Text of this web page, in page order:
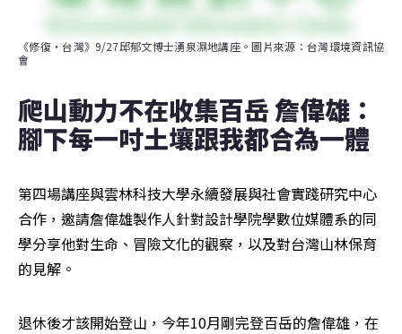
《修復・台灣》9/27邱郁文博士湧泉濕地講座。圖片來源：台灣環境資訊協
會
爬山動力不在收集百岳 詹偉雄：
腳下每一吋土壤跟我都合為一體
第四場講座與雲林科技大學永續發展與社會實踐研究中心
合作，邀請詹偉雄製作人針對設計學院學數位媒體系的同
學分享他對生命、冒險文化的觀察，以及對台灣山林保育
的見解。
退休後才該開始登山，今年10月剛完登百岳的詹偉雄，在